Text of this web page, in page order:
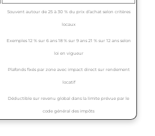
Souvent autour de 25 à 30 % du prix d’achat selon critères
locaux
Exemples 12 % sur 6 ans 18 % sur 9 ans 21 % sur 12 ans selon
loi en vigueur
Plafonds fixés par zone avec impact direct sur rendement
locatif
Déductible sur revenu global dans la limite prévue par le
code général des impôts